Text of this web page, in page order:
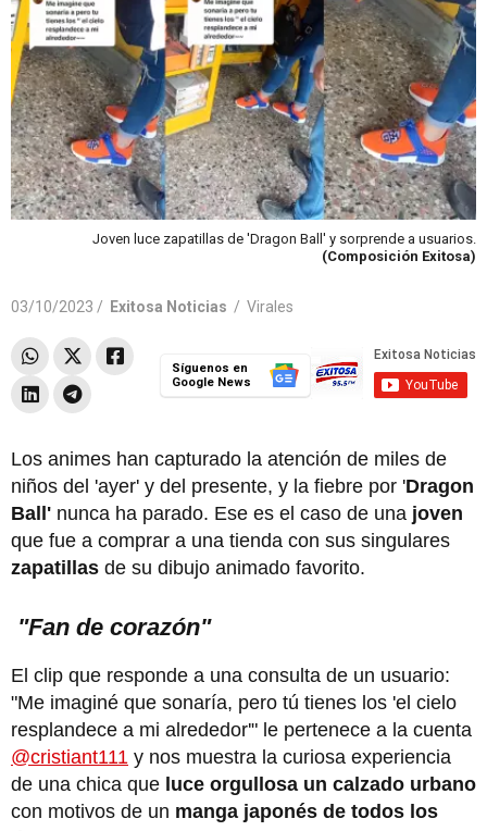
Joven luce zapatillas de 'Dragon Ball' y sorprende a usuarios.
(Composición Exitosa)
03/10/2023 / Exitosa Noticias / Virales
Síguenos en
Google News
Los animes han capturado la atención de miles de
niños del 'ayer' y del presente, y la fiebre por 'Dragon
Ball' nunca ha parado. Ese es el caso de una joven
que fue a comprar a una tienda con sus singulares
zapatillas de su dibujo animado favorito.
"Fan de corazón"
El clip que responde a una consulta de un usuario:
"Me imaginé que sonaría, pero tú tienes los 'el cielo
resplandece a mi alrededor'" le pertenece a la cuenta
@cristiant111 y nos muestra la curiosa experiencia
de una chica que luce orgullosa un calzado urbano
con motivos de un manga japonés de todos los